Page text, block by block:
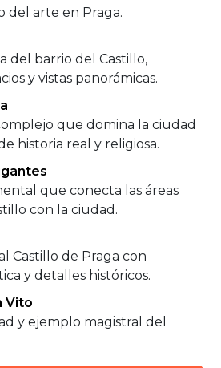
del arte en Praga.
del barrio del Castillo,
y vistas panorámicas.
que domina la ciudad
historia real y religiosa.
que conecta las áreas
con la ciudad.
Castillo de Praga con
y detalles históricos.
Vito
y ejemplo magistral del